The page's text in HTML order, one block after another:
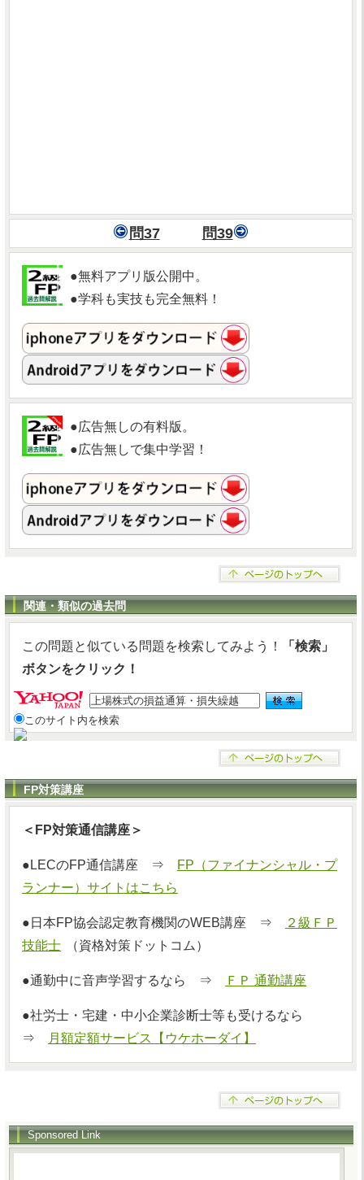
問37 問39
●無料アプリ版公開中。
●学科も実技も完全無料！
●広告無しの有料版。
●広告無しで集中学習！
関連・類似の過去問
この問題と似ている問題を検索してみよう！
「検索」
ボタンをクリック！
このサイト内を検索
FP対策講座
＜FP対策通信講座＞
●LECのFP通信講座 ⇒
FP（ファイナンシャル・プ
ランナー）サイトはこちら
●日本FP協会認定教育機関のWEB講座 ⇒
２級ＦＰ
技能士
（資格対策ドットコム）
●通勤中に音声学習するなら ⇒ ＦＰ 通勤講座
●社労士・宅建・中小企業診断士等も受けるなら
⇒
月額定額サービス【ウケホーダイ】
Sponsored Link